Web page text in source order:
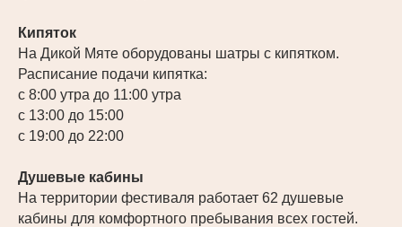
Кипяток
На Дикой Мяте оборудованы шатры с кипятком.
Расписание подачи кипятка:
с 8:00 утра до 11:00 утра
с 13:00 до 15:00
с 19:00 до 22:00
Душевые кабины
На территории фестиваля работает 62 душевые
кабины для комфортного пребывания всех гостей.